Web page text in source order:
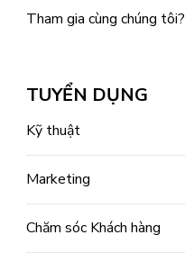
Tham gia cùng chúng tôi?
TUYỂN DỤNG
Kỹ thuật
Marketing
Chăm sóc Khách hàng